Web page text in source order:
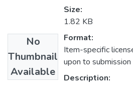
No
Thumbnail
Available
Size:
1.82 KB
Format:
Item-specific
upon to submission
Description: